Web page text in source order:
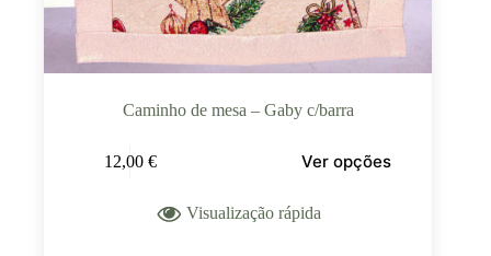
Caminho de mesa – Gaby c/barra
12,00 € Ver opções
Visualização rápida